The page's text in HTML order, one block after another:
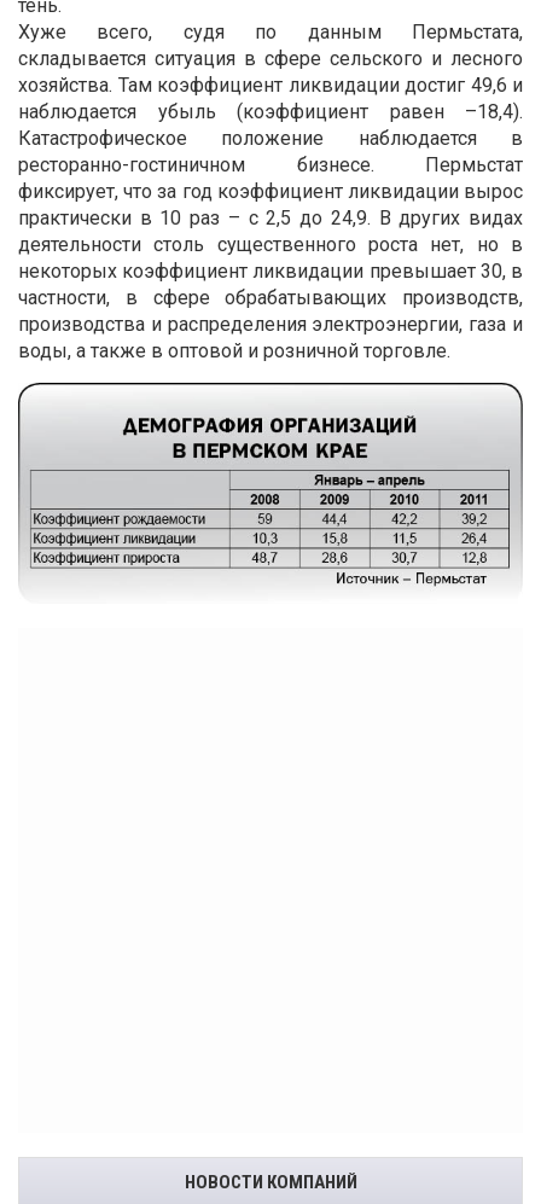
тень.
Хуже всего, судя по данным Пермьстата,
складывается ситуация в сфере сельского и лесного
хозяйства. Там коэффициент ликвидации достиг 49,6 и
наблюдается убыль (коэффициент равен –18,4).
Катастрофическое положение наблюдается в
ресторанно-гостиничном бизнесе. Пермьстат
фиксирует, что за год коэффициент ликвидации вырос
практически в 10 раз – с 2,5 до 24,9. В других видах
деятельности столь существенного роста нет, но в
некоторых коэффициент ликвидации превышает 30, в
частности, в сфере обрабатывающих производств,
производства и распределения электроэнергии, газа и
воды, а также в оптовой и розничной торговле.
НОВОСТИ КОМПАНИЙ